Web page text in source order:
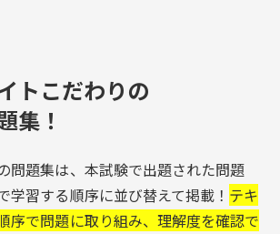
トこだわりの
集！
問題集は、本試験で出題された問題
学習する順序に並び替えて掲載！ テキ
序で問題に取り組み、理解度を確認で